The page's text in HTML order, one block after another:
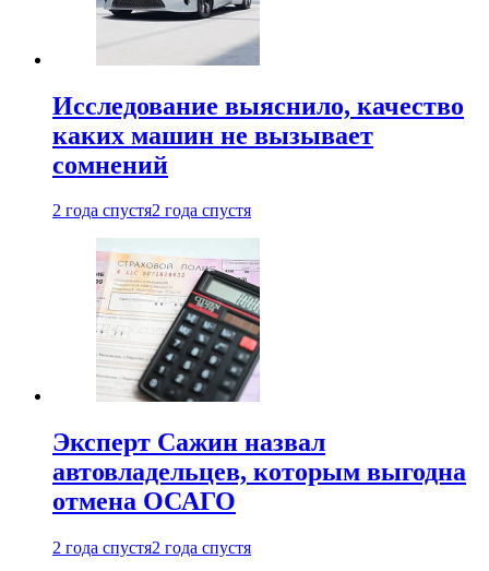
Исследование выяснило, качество
каких машин не вызывает
сомнений
2 года спустя2 года спустя
Эксперт Сажин назвал
автовладельцев, которым выгодна
отмена ОСАГО
2 года спустя2 года спустя